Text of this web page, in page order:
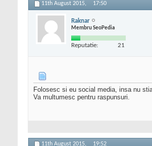
11th August 2015, 17:50
Raknar
Membru SeoPedia
Reputatie: 21
Folosesc si eu social media, insa nu
Va multumesc pentru raspunsuri.
11th August 2015, 19:52